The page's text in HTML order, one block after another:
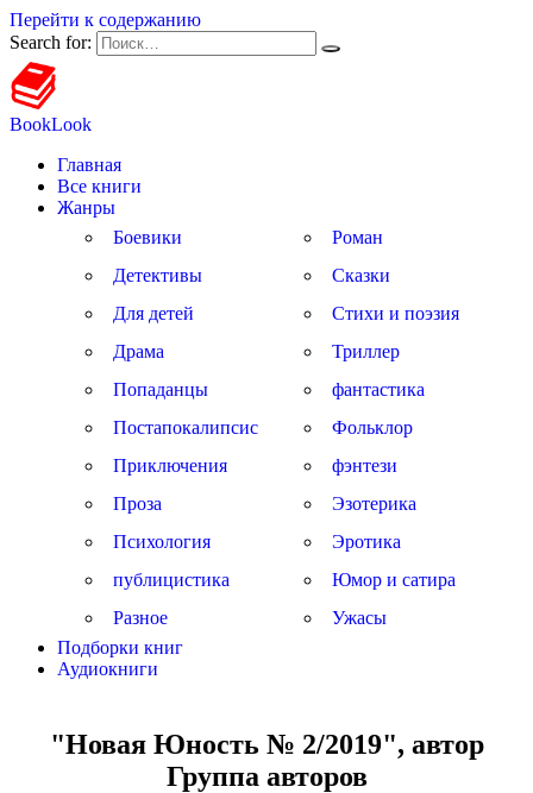
Перейти к содержанию
Search for:
BookLook
Главная
Все книги
Жанры
Боевики
Детективы
Для детей
Драма
Попаданцы
Постапокалипсис
Приключения
Проза
Психология
публицистика
Разное
Роман
Сказки
Стихи и поэзия
Триллер
фантастика
Фольклор
фэнтези
Эзотерика
Эротика
Юмор и сатира
Ужасы
Подборки книг
Аудиокниги
"Новая Юность № 2/2019", автор
Группа авторов